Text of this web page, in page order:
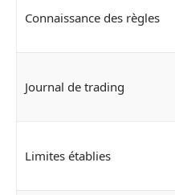
Connaissance des règles
Journal de trading
Limites établies